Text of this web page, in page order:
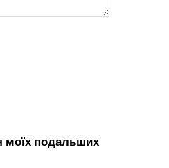
моїх подальших